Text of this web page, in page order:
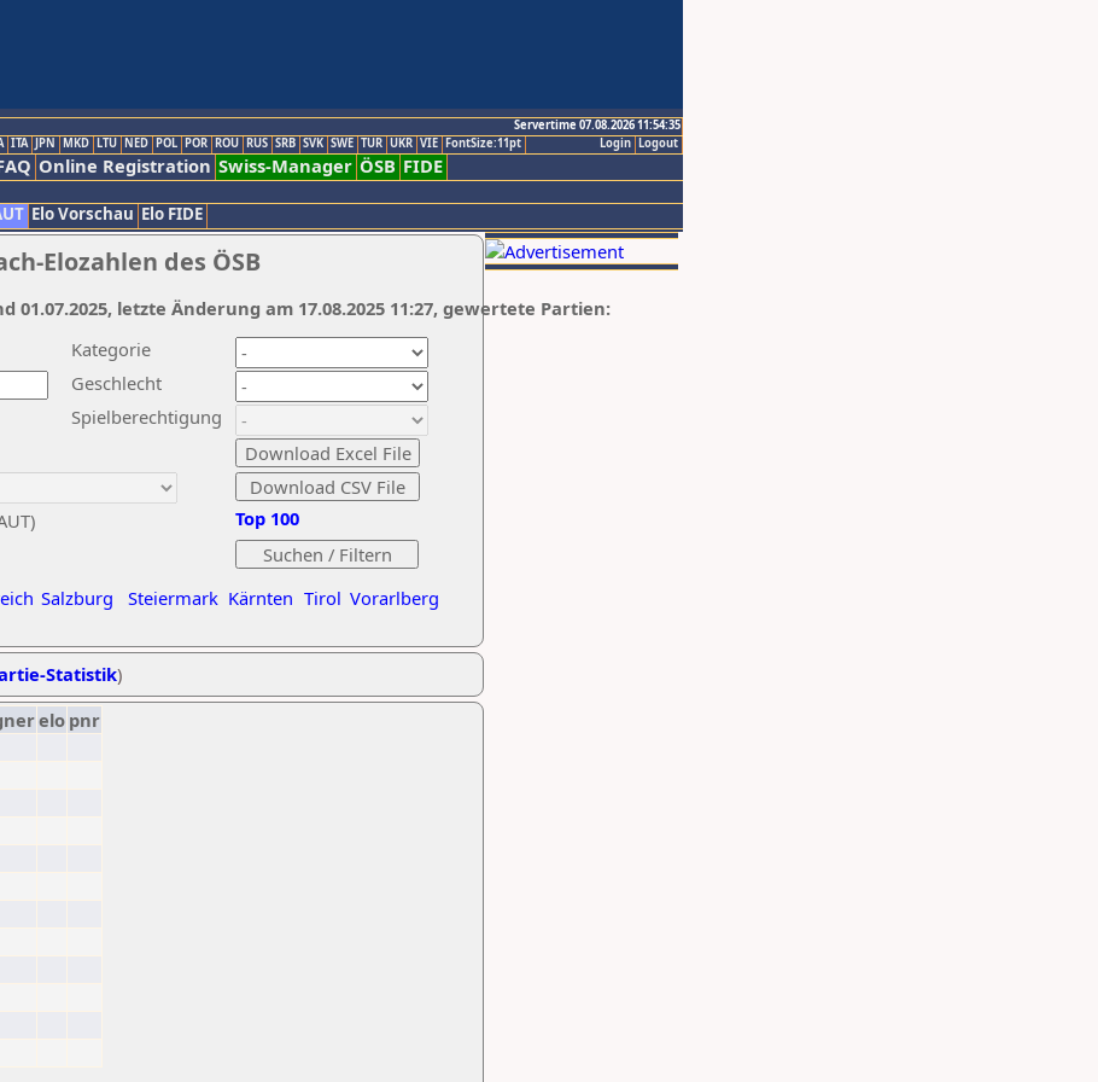
Servertime 07.08.2026 11:54:35
Logout
Login
ITA JPN MKD LTU NED POL POR ROU RUS SRB SVK SWE TUR UKR VIE FontSize:11pt
Online Registration Swiss-Manager ÖSB FIDE
Elo Vorschau Elo FIDE
Elozahlen des ÖSB
Kategorie
Geschlecht
Spielberechtigung
Salzburg Steiermark Kärnten Tirol Vorarlberg
Top 100
01.07.2025, letzte Änderung am 17.08.2025 11:27, gewertete Partien:
Statistik)
elo pnr